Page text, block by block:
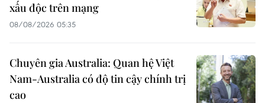
xấu độc trên mạng
08/08/2026 05:35
Chuyên gia Australia: Quan hệ Việt
Nam-Australia có độ tin cậy chính trị
cao